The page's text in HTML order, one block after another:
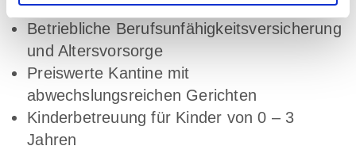
Regelmäßige Gesundheitsmaßnahmen
Betriebliche Berufsunfähigkeitsversicherung
und Altersvorsorge
Preiswerte Kantine mit
abwechslungsreichen Gerichten
Kinderbetreuung für Kinder von 0 – 3
Jahren